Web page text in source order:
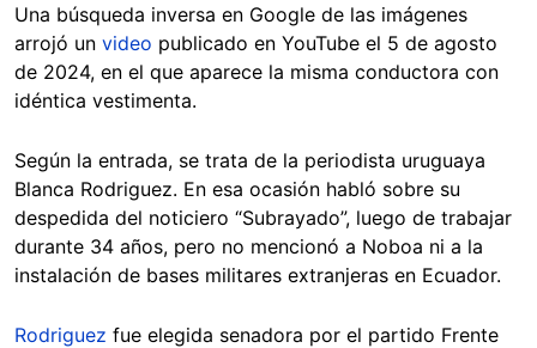
Una búsqueda inversa en Google de las imágenes
arrojó un video publicado en YouTube el 5 de agosto
de 2024, en el que aparece la misma conductora con
idéntica vestimenta.
Según la entrada, se trata de la periodista uruguaya
Blanca Rodriguez. En esa ocasión habló sobre su
despedida del noticiero “Subrayado”, luego de trabajar
durante 34 años, pero no mencionó a Noboa ni a la
instalación de bases militares extranjeras en Ecuador.
Rodriguez fue elegida senadora por el partido Frente